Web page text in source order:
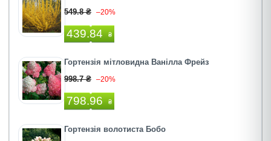
549.8 ₴ –20%
439.84 ₴
Гортензія мітловидна Ванілла Фрейз
998.7 ₴ –20%
798.96 ₴
Гортензія волотиста Бобо